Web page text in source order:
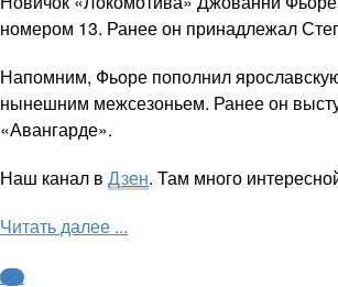
номером 13. Ранее он принадлежал
Напомним, Фьоре пополнил
нынешним межсезоньем. Ранее он
«Авангарде».
Наш канал в Дзен. Там много
Читать далее ...
КХЛ